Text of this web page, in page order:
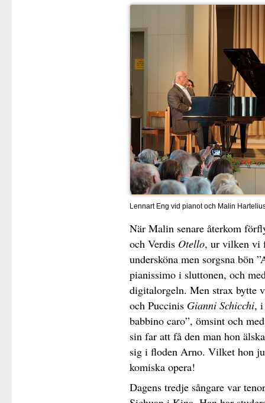
Lennart Eng vid pianot och Malin
När Malin senare återkom
och Verdis Otello, ur vilken vi
undersköna men sorgsna bön
pianissimo i sluttonen, och
digitalorgeln. Men strax bytte
och Puccinis Gianni Schicchi, i
babbino caro”, ömsint och
sin far att få den man hon
sig i floden Arno. Vilket hon
komiska opera!
Dagens tredje sångare var